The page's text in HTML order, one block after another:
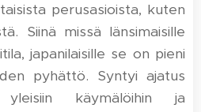
perusasioista, kuten
Siinä missä länsimaisille
japanilaisille se on pieni
pyhättö. Syntyi ajatus
käymälöihin ja